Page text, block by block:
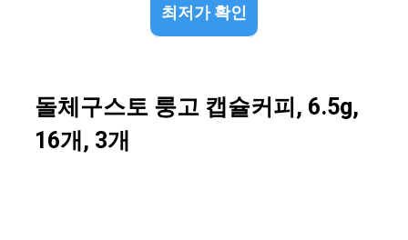
최저가 확인
돌체구스토 룽고 캡슐커피, 6.5g,
16개, 3개